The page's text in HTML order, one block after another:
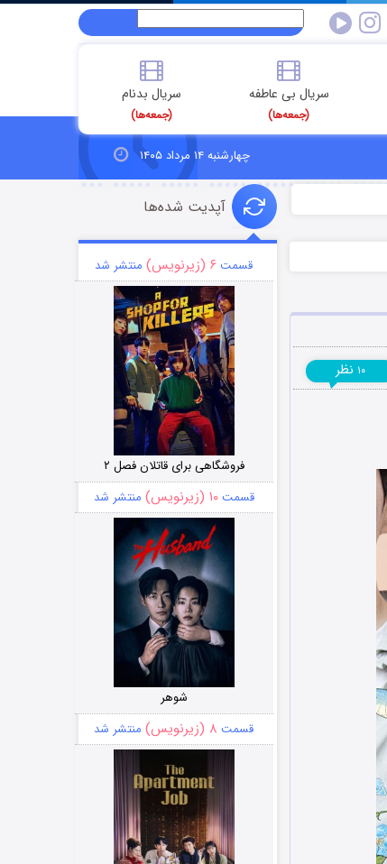
سریال بی عاطفه
(جمعه‌ها)
سریال بدنام
(جمعه‌ها)
چهارشنبه ۱۴ مرداد ۱۴۰۵
۱۰ نظر
آپدیت شده‌ها
قسمت ۶ (زیرنویس) منتشر شد
فروشگاهی برای قاتلان فصل ۲
قسمت۱۰ (زیرنویس) منتشر شد
شوهر
قسمت ۸ (زیرنویس) منتشر شد